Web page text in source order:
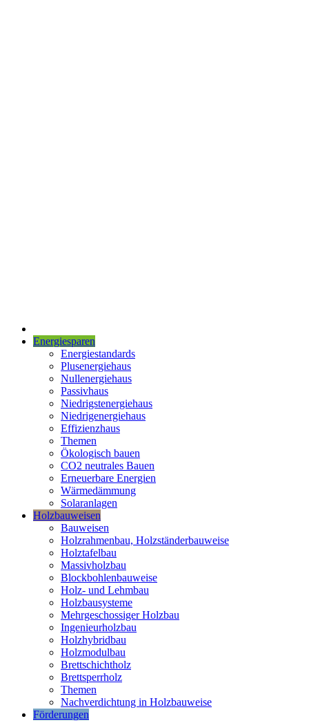
Energiesparen
Energiestandards
Plusenergiehaus
Nullenergiehaus
Passivhaus
Niedrigstenergiehaus
Niedrigenergiehaus
Effizienzhaus
Themen
Ökologisch bauen
CO2 neutrales Bauen
Erneuerbare Energien
Wärmedämmung
Solaranlagen
Holzbauweisen
Bauweisen
Holzrahmenbau, Holzständerbauweise
Holztafelbau
Massivholzbau
Blockbohlenbauweise
Holz- und Lehmbau
Holzbausysteme
Mehrgeschossiger Holzbau
Ingenieurholzbau
Holzhybridbau
Holzmodulbau
Brettschichtholz
Brettsperrholz
Themen
Nachverdichtung in Holzbauweise
Förderungen